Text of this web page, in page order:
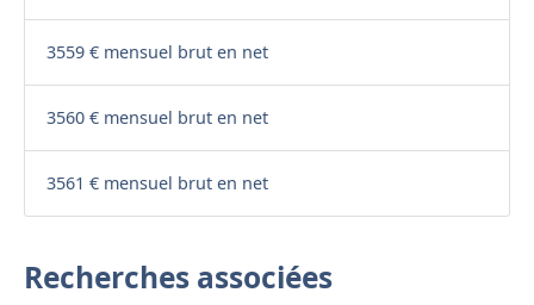
3559 € mensuel brut en net
3560 € mensuel brut en net
3561 € mensuel brut en net
Recherches associées